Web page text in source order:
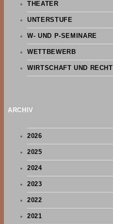
THEATER
UNTERSTUFE
W- UND P-SEMINARE
WETTBEWERB
WIRTSCHAFT UND RECHT
ARCHIV
2026
2025
2024
2023
2022
2021